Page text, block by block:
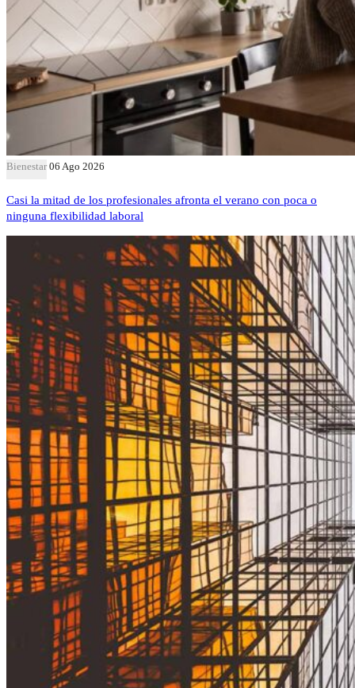
Bienestar 06 Ago 2026
Casi la mitad de los profesionales afronta el verano con poca o
ninguna flexibilidad laboral